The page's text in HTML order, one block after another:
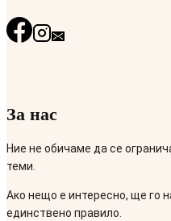
За нас
Ние не обичаме да се
теми.
Ако нещо е интересно, ще го
единствено правило.